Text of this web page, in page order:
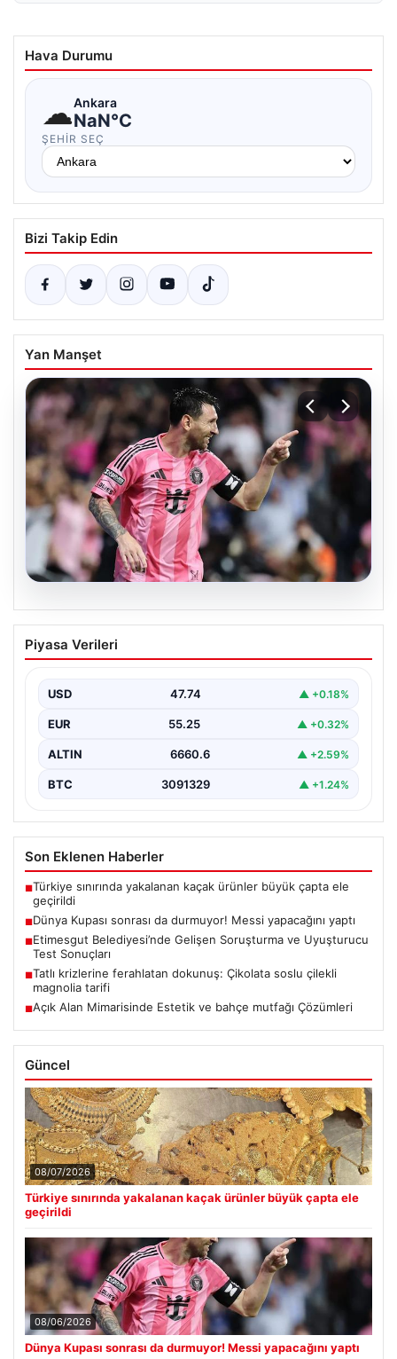
Hava Durumu
☁Ankara
NaN°C
ŞEHIR SEÇ
Bizi Takip Edin
Yan Manşet
06.08.2026
Dünya Kupası sonrası da durmuyor!
Messi yapacağını yaptı
Piyasa Verileri
USD 47.74 ▲ +0.18%
EUR 55.25 ▲ +0.32%
ALTIN 6660.6 ▲ +2.59%
BTC 3091329 ▲ +1.24%
Son Eklenen Haberler
■Türkiye sınırında yakalanan kaçak ürünler büyük çapta ele
geçirildi
■Dünya Kupası sonrası da durmuyor! Messi yapacağını yaptı
■Etimesgut Belediyesi’nde Gelişen Soruşturma ve Uyuşturucu
Test Sonuçları
■Tatlı krizlerine ferahlatan dokunuş: Çikolata soslu çilekli
magnolia tarifi
■Açık Alan Mimarisinde Estetik ve bahçe mutfağı Çözümleri
Güncel
08/07/2026
Türkiye sınırında yakalanan kaçak ürünler büyük çapta ele
geçirildi
08/06/2026
Dünya Kupası sonrası da durmuyor! Messi yapacağını yaptı